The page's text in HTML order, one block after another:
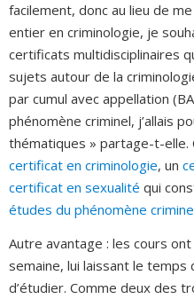
facilement, donc au lieu de
entier en criminologie, je
certificats multidisciplinaires
sujets autour de la
par cumul avec appellation
phénomène criminel, j’allais
thématiques » partage-t-elle.
certificat en criminologie, un
certificat en sexualité qui
études du phénomène
Autre avantage : les cours
semaine, lui laissant le temps
d’étudier. Comme deux des